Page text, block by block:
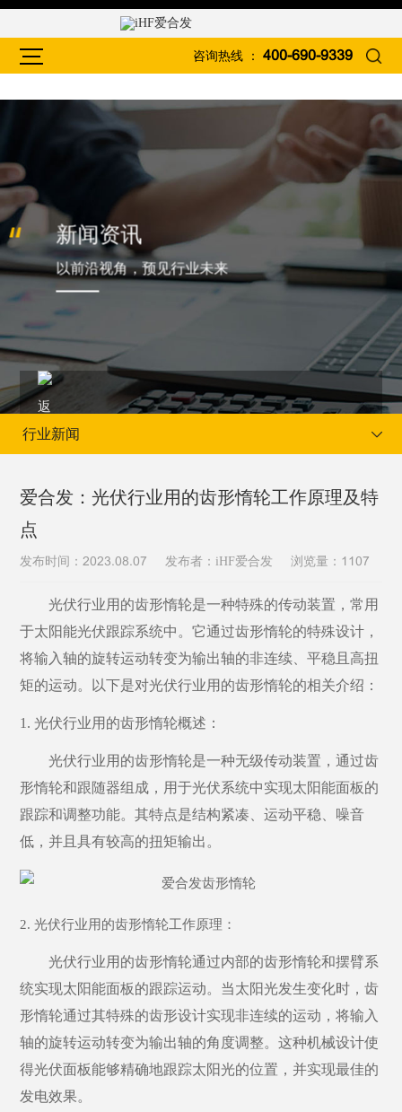
咨询热线 ： 400-690-9339
新闻资讯
以前沿视角，预见行业未来
行业新闻
爱合发：光伏行业用的齿形惰轮工作原理及特
点
发布时间：2023.08.07 发布者：iHF爱合发 浏览量： 1107
光伏行业用的齿形惰轮是一种特殊的传动装置，常用
于太阳能光伏跟踪系统中。它通过齿形惰轮的特殊设计，
将输入轴的旋转运动转变为输出轴的非连续、平稳且高扭
矩的运动。以下是对光伏行业用的齿形惰轮的相关介绍：
1. 光伏行业用的齿形惰轮概述：
光伏行业用的齿形惰轮是一种无级传动装置，通过齿
形惰轮和跟随器组成，用于光伏系统中实现太阳能面板的
跟踪和调整功能。其特点是结构紧凑、运动平稳、噪音
低，并且具有较高的扭矩输出。
2. 光伏行业用的齿形惰轮工作原理：
光伏行业用的齿形惰轮通过内部的齿形惰轮和摆臂系
统实现太阳能面板的跟踪运动。当太阳光发生变化时，齿
形惰轮通过其特殊的齿形设计实现非连续的运动，将输入
轴的旋转运动转变为输出轴的角度调整。这种机械设计使
得光伏面板能够精确地跟踪太阳光的位置，并实现最佳的
发电效果。